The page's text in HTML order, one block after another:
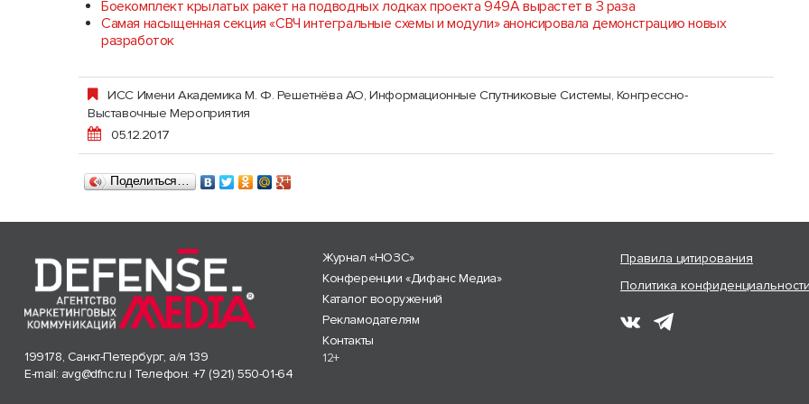
Боекомплект крылатых ракет на подводных лодках проекта 949А вырастет в 3 раза
Самая насыщенная секция «СВЧ интегральные схемы и модули» анонсировала демонстрацию новых
разработок
ИСС Имени Академика М. Ф. Решетнёва АО, Информационные Спутниковые Системы, Конгрессно-
Выставочные Мероприятия
05.12.2017
Поделиться…
199178, Санкт-Петербург, а/я 139
E-mail: avg@dfnc.ru | Телефон: +7 (921) 550-01-64
Журнал «НОЗС»
Конференции «Дифанс Медиа»
Каталог вооружений
Рекламодателям
Контакты
12+
Правила цитирования
Политика